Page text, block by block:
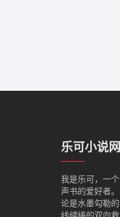
乐可小说网
我是‌乐可，一
声书的爱好者
论是水墨勾勒